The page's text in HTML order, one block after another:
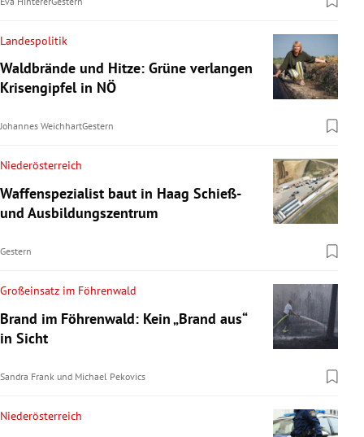
Landespolitik
Waldbrände und Hitze: Grüne verlangen
Krisengipfel in NÖ
Johannes WeichhartGestern
Niederösterreich
Waffenspezialist baut in Haag Schieß-
und Ausbildungszentrum
Gestern
Großeinsatz im Föhrenwald
Brand im Föhrenwald: Kein „Brand aus“
in Sicht
Sandra Frank und Michael Pekovics
Niederösterreich